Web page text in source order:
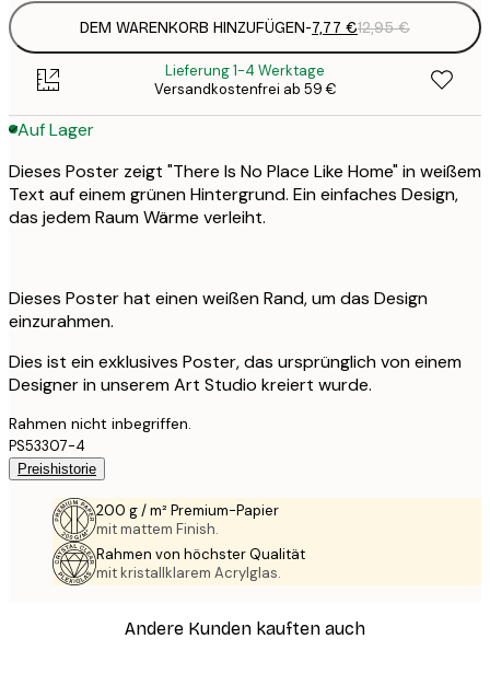
DEM WARENKORB HINZUFÜGEN-7,77 €12,95 €
Lieferung 1-4 Werktage
Versandkostenfrei ab 59 €
Auf Lager
Dieses Poster zeigt "There Is No Place Like Home" in weißem
Text auf einem grünen Hintergrund. Ein einfaches Design,
das jedem Raum Wärme verleiht.
Dieses Poster hat einen weißen Rand, um das Design
einzurahmen.
Dies ist ein exklusives Poster, das ursprünglich von einem
Designer in unserem Art Studio kreiert wurde.
Rahmen nicht inbegriffen.
PS53307-4
Preishistorie
200 g / m² Premium-Papier
mit mattem Finish.
Rahmen von höchster Qualität
mit kristallklarem Acrylglas.
Andere Kunden kauften auch